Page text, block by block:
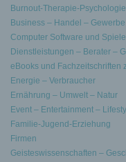
Burnout-Therapie-Psychologie
Business – Handel – Gewerbe
Computer Software und Spiele
Dienstleistungen – Berater –
eBooks und Fachzeitschriften
Energie – Verbraucher
Ernährung – Umwelt – Natur
Event – Entertainment –
Familie-Jugend-Erziehung
Firmen
Geisteswissenschaften –